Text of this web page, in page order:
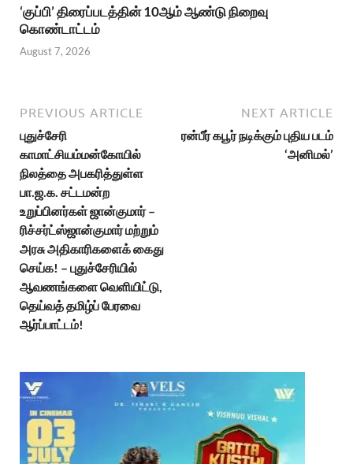
‘குப்பி’ திரைப்படத்தின் 10ஆம் ஆண்டு நிறைவு
கொண்டாட்டம்
August 7, 2026
PREVIOUS ARTICLE
புதுச்சேரி
காமாட்சியம்மன்கோயில்
நிலத்தை அபகரித்துள்ள
பா.ஜ.க. சட்டமன்ற
உறுப்பினர்கள் ஜான்குமார் –
ரிச்சர்ட்ஸ்ஜான்குமார் மற்றும்
அரசு அதிகாரிகளைக் கைது
செய்க! – புதுச்சேரியில்
ஆவணங்களை வெளியிட்டு,
தெய்வத் தமிழ்ப் பேரவை
ஆர்ப்பாட்டம்!
NEXT ARTICLE
ரன்பீர் கபூர் நடிக்கும் புதிய படம்
‘அனிமல்’